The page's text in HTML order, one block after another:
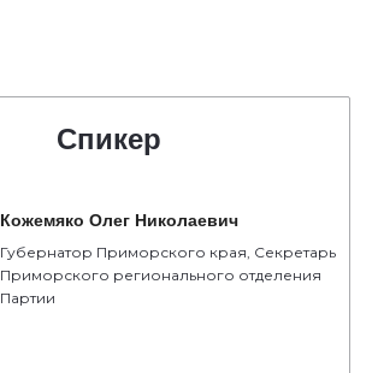
Спикер
Кожемяко Олег Николаевич
Губернатор Приморского края, Секретарь
Приморского регионального отделения
Партии